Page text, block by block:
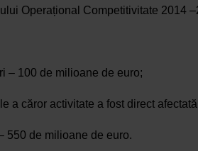
Operațional Competitivitate 2014
– 100 de milioane de euro;
a căror activitate a fost direct
550 de milioane de euro.